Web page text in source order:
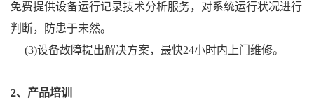
免费提供设备运行记录技术分析服务，对系统运行状况进行
判断，防患于未然。
(3)设备故障提出解决方案，最快24小时内上门维修。
2、产品培训